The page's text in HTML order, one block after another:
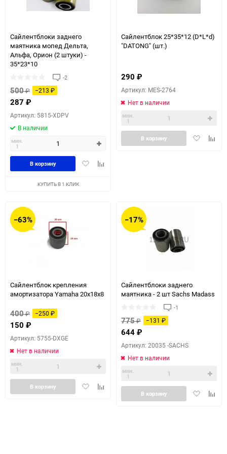
Сайлентблоки заднего
маятника мопед Дельта,
Альфа, Орион (2 штуки) -
35*23*10
-2
500₽ −213 ₽
287 ₽
Артикул: 5815-XDPV
В наличии
мин.
1
ДобавитьДобавить
В корзину
КУПИТЬ В 1 КЛИК
Сайлентблок 25*35*12 (D*L*d)
"DATONG" (шт.)
290 ₽
Артикул: MES-2764
Нет в наличии
мин.
1
Добавить
В корзину
−63%
Сайлентблок крепления
амортизатора Yamaha 20х18х8
400₽ −250 ₽
150 ₽
Артикул: 5755-DXGE
Нет в наличии
мин.
1
ДобавитьДобавить
В корзину
−17%
Сайлентблоки заднего
маятника - 2 шт Sachs Madass
-1
775₽ −131 ₽
644 ₽
Артикул: 20035 -SACHS
Нет в наличии
мин.
1
Добавить
В корзину